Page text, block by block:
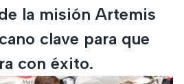
la misión Artemis
clave para que
con éxito.